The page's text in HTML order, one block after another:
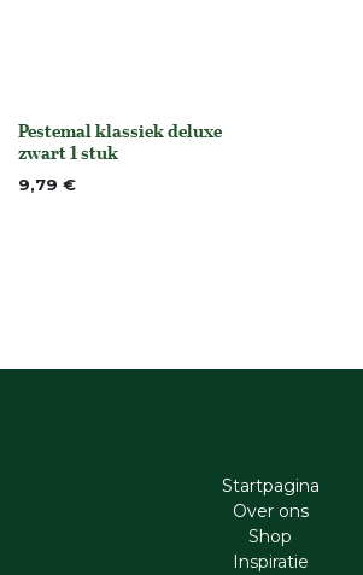
Niet op voorraad
Pestemal klassiek deluxe
zwart 1 stuk
9,79 €
Startpagina
Ove​r​ ons
Shop
Inspiratie